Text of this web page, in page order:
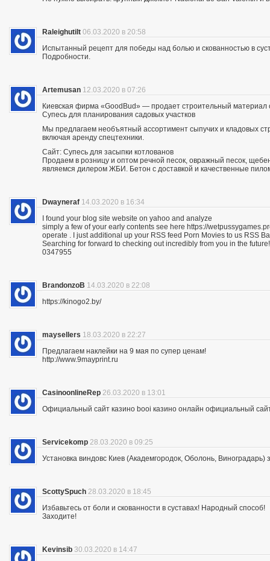
Raleighutilt 06.03.2020 в 20:58
Испытанный рецепт для победы над болью и скованностью в
Подробности.
Artemusan 12.03.2020 в 07:26
Киевская фирма «GoodBud» — продает строительный материал
Супесь для планирования садовых участков
Мы предлагаем необъятный ассортимент сыпучих и кладовых
включая аренду спецтехники.
Сайт: Супесь для засыпки котлованов
Продаем в розницу и оптом речной песок, овражный песок,
являемся дилером ЖБИ. Бетон с доставкой и качественные
Dwayneraf 14.03.2020 в 16:34
I found your blog site website on yahoo and analyze
simply a few of your early contents see here https://
operate . I just additional up your RSS feed Porn Movies to us RSS
Searching for forward to checking out incredibly from you in the future!
0347955
BrandonzoB 14.03.2020 в 22:08
https://kinogo2.by/
maysellers 18.03.2020 в 22:27
Предлагаем наклейки на 9 мая по супер ценам!
http://www.9mayprint.ru
CasinoonlineRep 26.03.2020 в 13:01
Официальный сайт казино booi казино онлайн официальный
Servicekomp 28.03.2020 в 09:25
Установка виндовс Киев (Академгородок, Оболонь, Виноградарь)
ScottySpuch 28.03.2020 в 18:45
Избавьтесь от боли и скованности в суставах! Народный способ!
Заходите!
Kevinsib 30.03.2020 в 14:47